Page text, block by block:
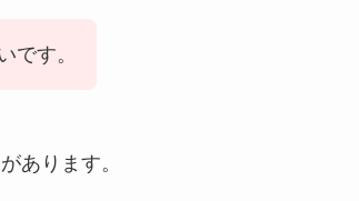
です。
あります。